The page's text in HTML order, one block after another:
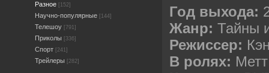
Разное [152]
Научно-популярные [144]
Телешоу [791]
Приколы [336]
Спорт [241]
Трейлеры [282]
Год выхода:
Жанр: Тайны
Режиссер:
В ролях: